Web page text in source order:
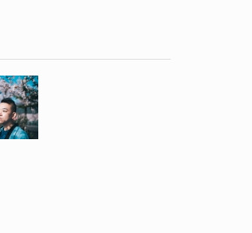
微電影《再見。首